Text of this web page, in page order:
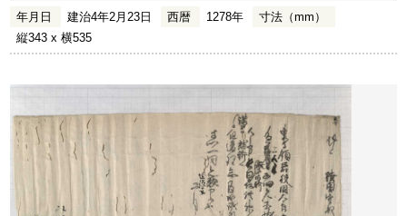
年月日 建治4年2月23日 西暦 1278年
寸法（mm）
縦343 x 横535